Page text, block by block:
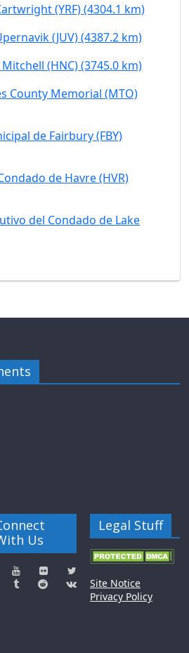
(YRF) (4304.1 km)
(JUV) (4387.2 km)
(HNC) (3745.0 km)
County Memorial (MTO)
de Fairbury (FBY)
de Havre (HVR)
del Condado de Lake
Us
Legal Stuff
Site Notice
Privacy Policy